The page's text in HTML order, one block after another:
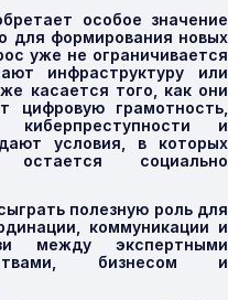
особое значение
для формирования новых
уже не ограничивается
инфраструктуру или
касается того, как они
грамотность,
и
условия, в которых
остается социально
полезную роль для
коммуникации и
между экспертными
бизнесом и